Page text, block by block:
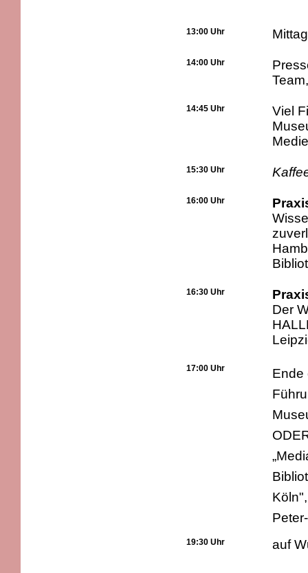
13:00 Uhr
14:00 Uhr
14:45 Uhr
Viel
15:30 Uhr
16:00 Uhr
16:30 Uhr
Der
17:00 Uhr
Ende
Köln",
19:30 Uhr auf